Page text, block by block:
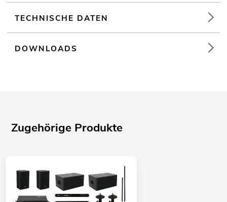
TECHNISCHE DATEN
DOWNLOADS
Zugehörige Produkte